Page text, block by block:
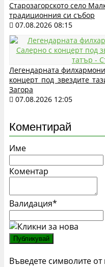
Старозагорското село
традиционния си събор
07.08.2026 08:15
Легендарната
концерт под звездите
Загора
07.08.2026 12:05
Коментирай
Име
Коментар
Валидация*
Въведете символите от